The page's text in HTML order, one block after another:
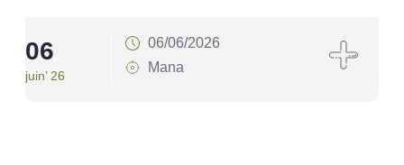
06
juin’ 26
06/06/2026
Mana